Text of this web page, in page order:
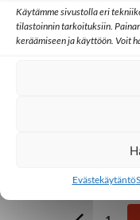
Käytämme sivustolla eri
tilastoinnin tarkoituksiin.
keräämiseen ja käyttöön. Voit
Evästekäytäntö
Aasia Ihmisarvo ja
Kirkko kasvaa